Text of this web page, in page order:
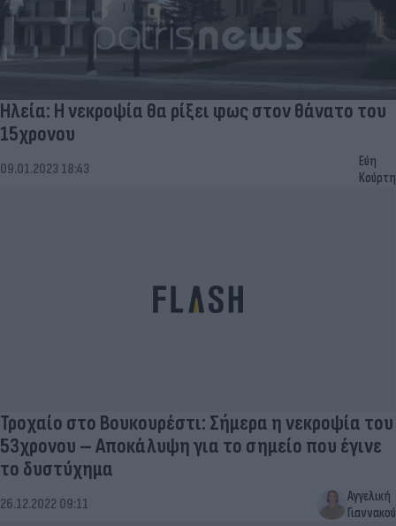
Ηλεία: Η νεκροψία θα ρίξει φως στον θάνατο του
15χρονου
09.01.2023 18:43
Εύη
Κούρτη
Τροχαίο στο Βουκουρέστι: Σήμερα η νεκροψία του
53χρονου – Αποκάλυψη για το σημείο που έγινε
το δυστύχημα
26.12.2022 09:11
Αγγελική
Γιαννακού